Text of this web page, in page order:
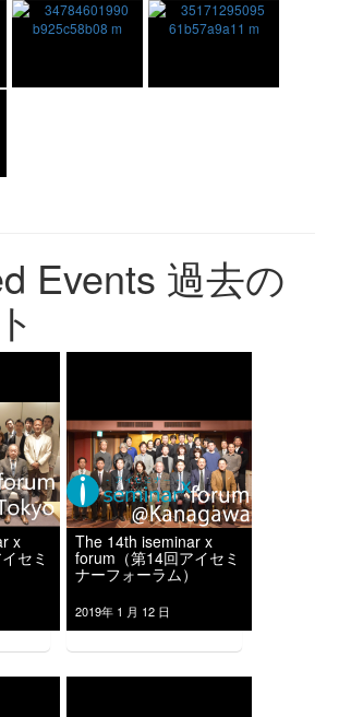
Events 過去の
x
セミ
The 14th iseminar x
forum（第14回アイセミ
ナーフォーラム）
2019年 1 月 12 日